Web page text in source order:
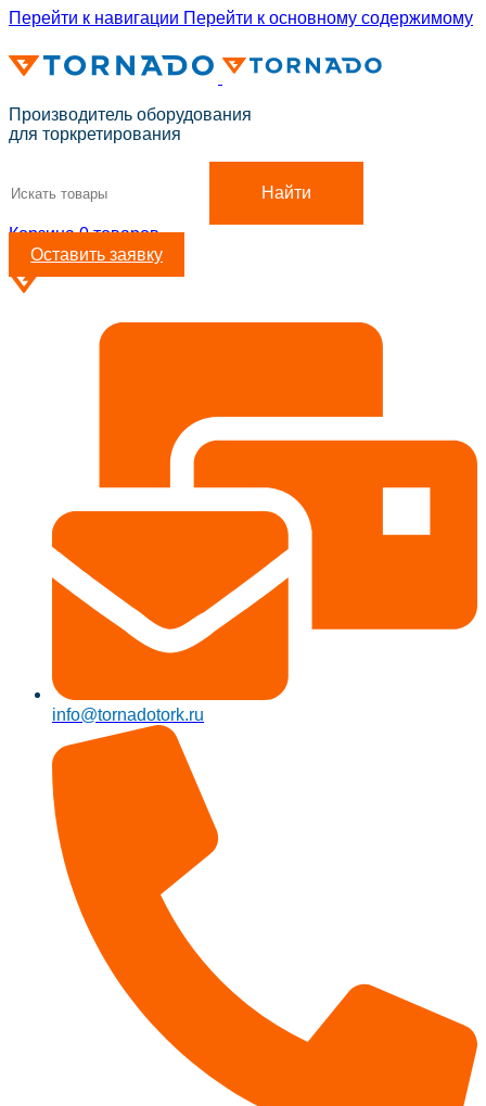
Перейти к навигации Перейти к основному содержимому
Производитель оборудования
для торкретирования
Найти
Корзина0товаров
Оставить заявку
info@tornadotork.ru